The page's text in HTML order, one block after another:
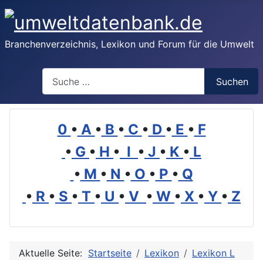
Branchenverzeichnis, Lexikon und Forum für die Umwelt
Suchen
0 • A • B • C • D • E • F
• G • H • I • J • K • L
• M • N • O • P • Q
• R • S • T • U • V • W • X • Y • Z
Aktuelle Seite: Startseite Lexikon
Lexikon L